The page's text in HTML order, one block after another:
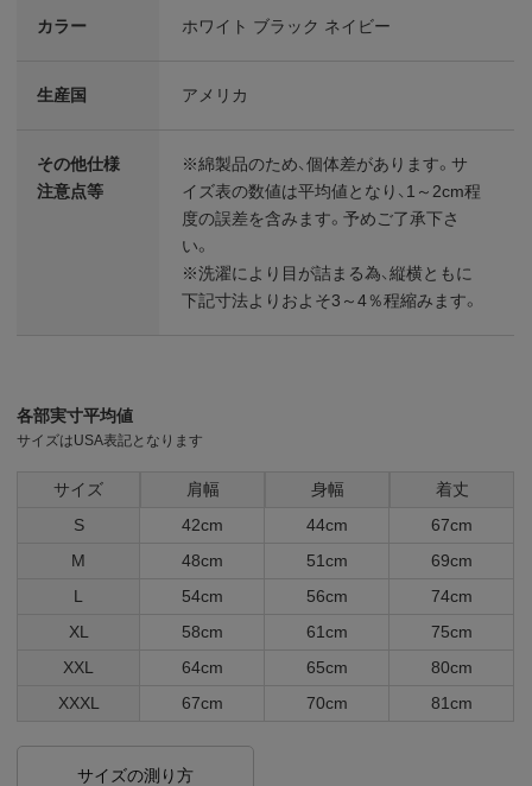
カラー ホワイト ブラック ネイビー
生産国 アメリカ
その他仕様
注意点等
※綿製品のため、個体差があります。サ
イズ表の数値は平均値となり、1～2cm程
度の誤差を含みます。予めご了承下さ
い。
※洗濯により目が詰まる為、縦横ともに
下記寸法よりおよそ3～4％程縮みます。
各部実寸平均値
サイズはUSA表記となります
サイズ 肩幅 身幅
着丈
S
42cm 44cm
67cm
M
48cm 51cm
69cm
L
54cm 56cm
74cm
XL
58cm 61cm
75cm
XXL
64cm 65cm
80cm
XXXL
67cm 70cm 81cm
サイズの測り方